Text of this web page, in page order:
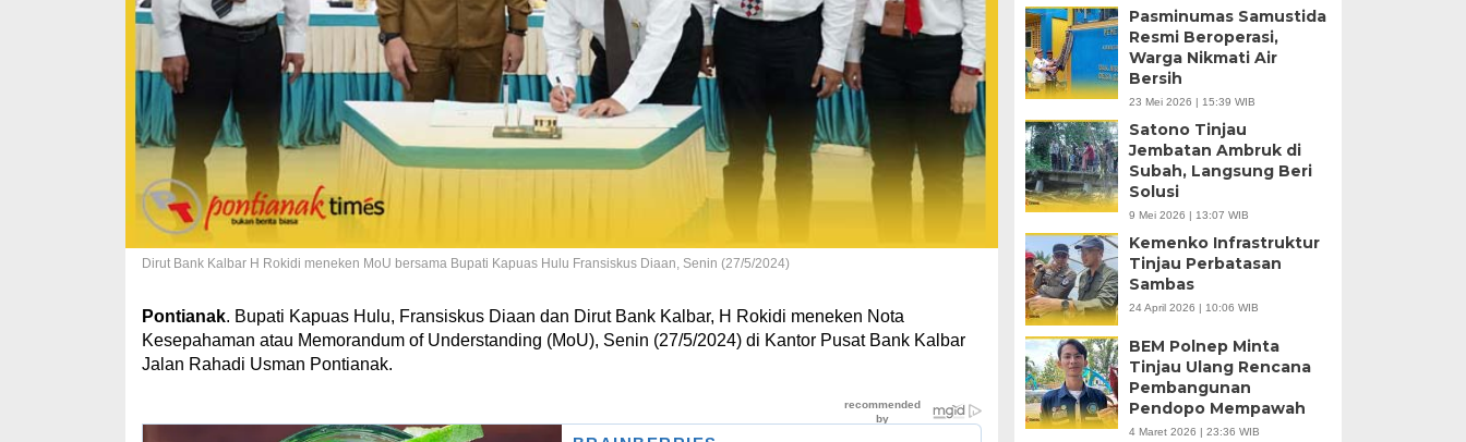
Dirut Bank Kalbar H Rokidi meneken MoU bersama Bupati Kapuas Hulu Fransiskus Diaan, Senin (27/5/2024)
Pontianak. Bupati Kapuas Hulu, Fransiskus Diaan dan Dirut Bank Kalbar, H Rokidi meneken Nota
Kesepahaman atau Memorandum of Understanding (MoU), Senin (27/5/2024) di Kantor Pusat Bank Kalbar
Jalan Rahadi Usman Pontianak.
Pasminumas Samustida
Resmi Beroperasi,
Warga Nikmati Air
Bersih
23 Mei 2026 | 15:39 WIB
Satono Tinjau
Jembatan Ambruk di
Subah, Langsung Beri
Solusi
9 Mei 2026 | 13:07 WIB
Kemenko Infrastruktur
Tinjau Perbatasan
Sambas
24 April 2026 | 10:06 WIB
BEM Polnep Minta
Tinjau Ulang Rencana
Pembangunan
Pendopo Mempawah
4 Maret 2026 | 23:36 WIB